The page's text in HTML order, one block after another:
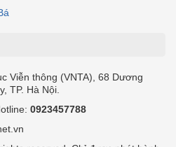
Viễn thông (VNTA), 68 Dương
TP. Hà Nội.
0923457788